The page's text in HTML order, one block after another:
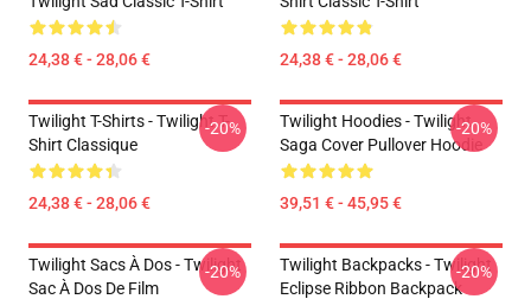
24,38 € - 28,06 € 24,38 € - 28,06 €
Twilight T-Shirts - Twilight T-
Shirt Classique
24,38 € - 28,06 €
-20%
Twilight Hoodies - Twilight
Saga Cover Pullover Hoodie
39,51 € - 45,95 €
-20%
Twilight Sacs À Dos - Twilight
Sac À Dos De Film
-20%
Twilight Backpacks - Twilight
Eclipse Ribbon Backpack
-20%